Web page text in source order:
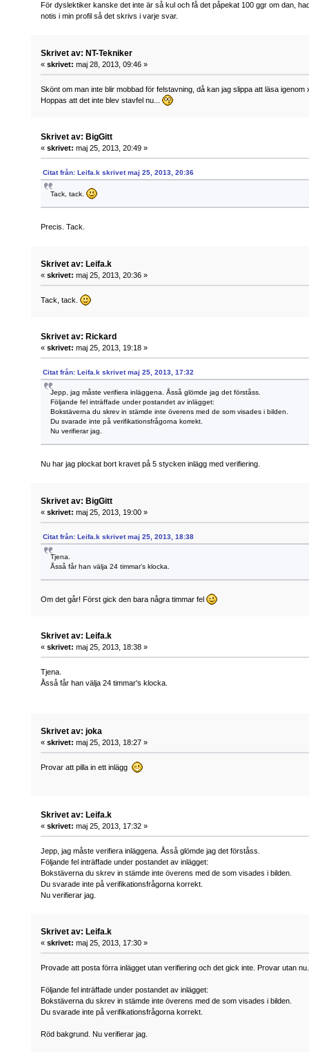
För dyslektiker kanske det inte är så kul och få det påpekat 100 ggr om dan,
notis i min profil så det skrivs i varje svar.
Skrivet av: NT-Tekniker
«skrivet: maj 28, 2013, 09:46 »
Skönt om man inte blir mobbad för felstavning, då kan jag slippa att läsa igenom
Hoppas att det inte blev stavfel nu...
Skrivet av: BigGitt
«skrivet: maj 25, 2013, 20:49 »
Citat från: Leifa.k skrivet maj 25, 2013, 20:36
Tack, tack.
Precis. Tack.
Skrivet av: Leifa.k
«skrivet: maj 25, 2013, 20:36 »
Tack, tack.
Skrivet av: Rickard
«skrivet: maj 25, 2013, 19:18 »
Citat från: Leifa.k skrivet maj 25, 2013, 17:32
Jepp, jag måste verifiera inläggena. Åsså glömde jag det förståss.
Följande fel inträffade under postandet av inlägget:
Bokstäverna du skrev in stämde inte överens med de som visades i bilden.
Du svarade inte på verifikationsfrågorna korrekt.
Nu verifierar jag.
Nu har jag plockat bort kravet på 5 stycken inlägg med verifiering.
Skrivet av: BigGitt
«skrivet: maj 25, 2013, 19:00 »
Citat från: Leifa.k skrivet maj 25, 2013, 18:38
Tjena.
Åsså får han välja 24 timmar's klocka.
Om det går! Först gick den bara några timmar fel
Skrivet av: Leifa.k
«skrivet: maj 25, 2013, 18:38 »
Tjena.
Åsså får han välja 24 timmar's klocka.
Skrivet av: joka
«skrivet: maj 25, 2013, 18:27 »
Provar att pilla in ett inlägg
Skrivet av: Leifa.k
«skrivet: maj 25, 2013, 17:32 »
Jepp, jag måste verifiera inläggena. Åsså glömde jag det förståss.
Följande fel inträffade under postandet av inlägget:
Bokstäverna du skrev in stämde inte överens med de som visades i bilden.
Du svarade inte på verifikationsfrågorna korrekt.
Nu verifierar jag.
Skrivet av: Leifa.k
«skrivet: maj 25, 2013, 17:30 »
Provade att posta förra inlägget utan verifiering och det gick inte. Provar utan
Följande fel inträffade under postandet av inlägget:
Bokstäverna du skrev in stämde inte överens med de som visades i bilden.
Du svarade inte på verifikationsfrågorna korrekt.
Röd bakgrund. Nu verifierar jag.